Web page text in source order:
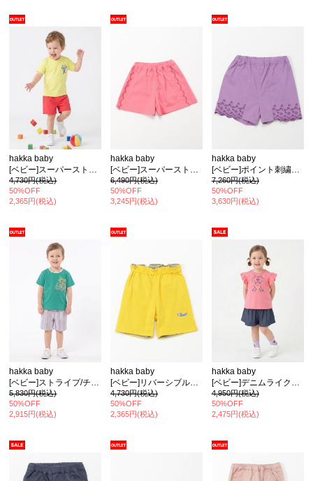
hakka baby
[ベビー]スーパーストレッチツイルハーフパンツ
4,730円(税込)
50%OFF
2,365円(税込)
hakka baby
[ベビー]スーパーストレッチツイルキュロット
6,490円(税込)
50%OFF
3,245円(税込)
hakka baby
[ベビー]ポイント刺繍ショートパンツ
7,260円(税込)
50%OFF
3,630円(税込)
hakka baby
5,830円(税込)
50%OFF
2,915円(税込)
hakka baby
4,730円(税込)
50%OFF
2,365円(税込)
hakka baby
4,950円(税込)
50%OFF
2,475円(税込)